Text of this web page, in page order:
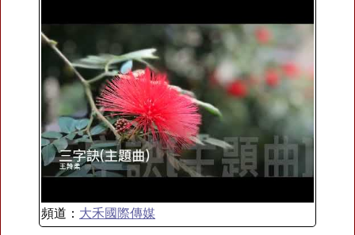
頻道： 大禾國際傳媒